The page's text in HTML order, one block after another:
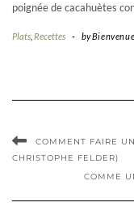
poignée de cacahuètes
Plats Recettes - by
COMMENT FAIRE
CHRISTOPHE FELDER)
COMME